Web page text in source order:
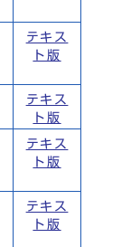
テキス
ト版
テキス
ト版
テキス
ト版
テキス
ト版